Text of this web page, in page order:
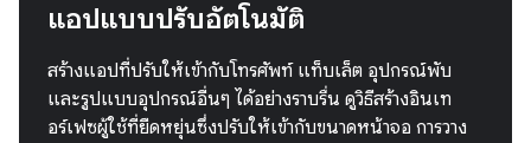
แอปแบบปรับอัตโนมัติ
สร้างแอปที่ปรับให้เข้ากับโทรศัพท์ แท็บเล็ต อุปกรณ์พับ
และรูปแบบอุปกรณ์อื่นๆ ได้อย่างราบรื่น ดูวิธีสร้างอินเท
อร์เฟซผู้ใช้ที่ยืดหยุ่นซึ่งปรับให้เข้ากับขนาดหน้าจอ การวาง